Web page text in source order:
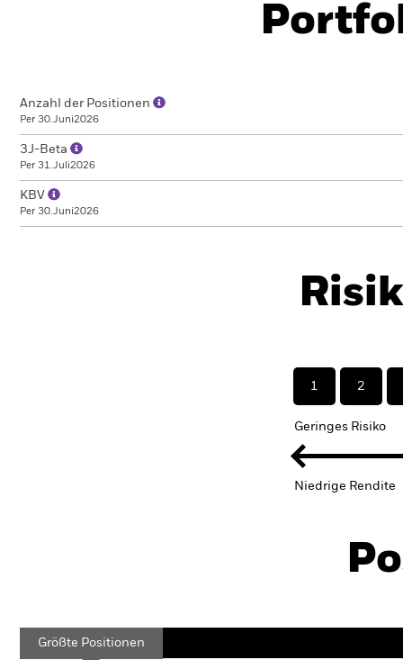
Anzahl der Positionen
Per 30.Juni2026
3J-Beta
Per 31.Juli2026
KBV
Per 30.Juni2026
1 2
Geringes Risiko
Niedrige Rendite
Größte Positionen